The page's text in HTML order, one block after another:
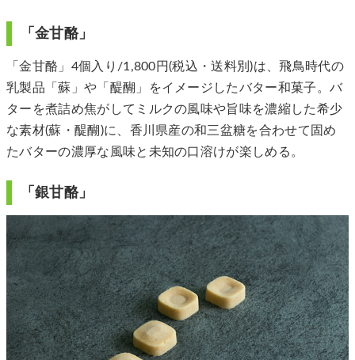
「金甘酪」
「金甘酪」4個入り/1,800円(税込・送料別)は、飛鳥時代の
乳製品「蘇」や「醍醐」をイメージしたバター和菓子。​バ
ターを煮詰め焦がしてミルクの風味や旨味を濃縮した希少
な素材(蘇・醍醐)に、香川県産の和三盆糖を合わせて固め
たバターの濃厚な風味と未知の口溶けが楽しめる。
「銀甘酪」